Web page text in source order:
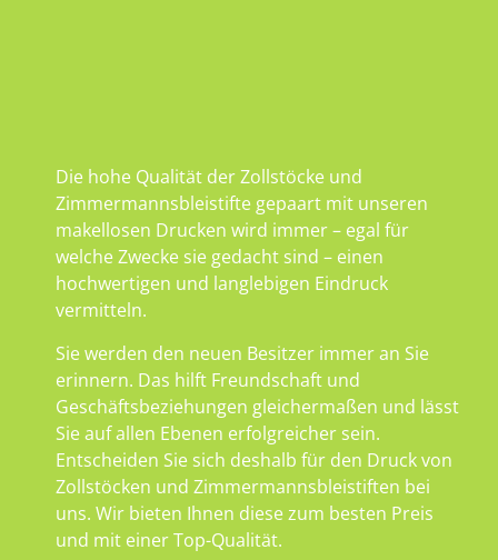
Die hohe Qualität der Zollstöcke und
Zimmermannsbleistifte gepaart mit unseren
makellosen Drucken wird immer – egal für
welche Zwecke sie gedacht sind – einen
hochwertigen und langlebigen Eindruck
vermitteln.
Sie werden den neuen Besitzer immer an Sie
erinnern. Das hilft Freundschaft und
Geschäftsbeziehungen gleichermaßen und lässt
Sie auf allen Ebenen erfolgreicher sein.
Entscheiden Sie sich deshalb für den Druck von
Zollstöcken und Zimmermannsbleistiften bei
uns. Wir bieten Ihnen diese zum besten Preis
und mit einer Top-Qualität.